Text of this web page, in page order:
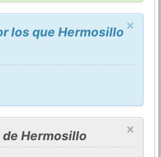
×
los que Hermosillo
×
Hermosillo